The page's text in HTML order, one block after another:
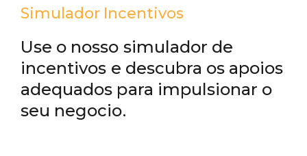
Simulador Incentivos
Use o nosso simulador de
incentivos e descubra os apoios
adequados para impulsionar o
seu negocio.